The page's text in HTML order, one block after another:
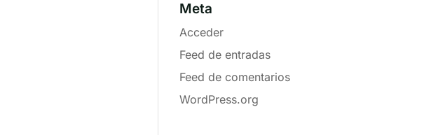
Meta
Acceder
Feed de entradas
Feed de comentarios
WordPress.org